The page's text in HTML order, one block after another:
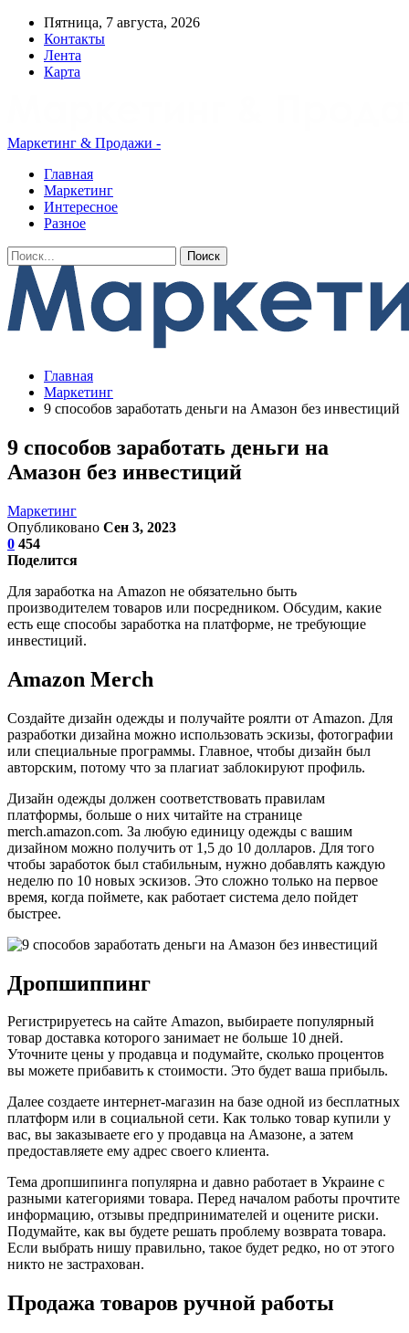
Пятница, 7 августа, 2026
Контакты
Лента
Карта
Маркетинг & Продажи -
Главная
Маркетинг
Интересное
Разное
Главная
Маркетинг
9 способов заработать деньги на Амазон без инвестиций
9 способов заработать деньги на
Амазон без инвестиций
Маркетинг
Опубликовано Сен 3, 2023
0 454
Поделится
Для заработка на Amazon не обязательно быть
производителем товаров или посредником. Обсудим, какие
есть еще способы заработка на платформе, не требующие
инвестиций.
Amazon Merch
Создайте дизайн одежды и получайте роялти от Amazon. Для
разработки дизайна можно использовать эскизы, фотографии
или специальные программы. Главное, чтобы дизайн был
авторским, потому что за плагиат заблокируют профиль.
Дизайн одежды должен соответствовать правилам
платформы, больше о них читайте на странице
merch.amazon.com. За любую единицу одежды с вашим
дизайном можно получить от 1,5 до 10 долларов. Для того
чтобы заработок был стабильным, нужно добавлять каждую
неделю по 10 новых эскизов. Это сложно только на первое
время, когда поймете, как работает система дело пойдет
быстрее.
Дропшиппинг
Регистрируетесь на сайте Amazon, выбираете популярный
товар доставка которого занимает не больше 10 дней.
Уточните цены у продавца и подумайте, сколько процентов
вы можете прибавить к стоимости. Это будет ваша прибыль.
Далее создаете интернет-магазин на базе одной из бесплатных
платформ или в социальной сети. Как только товар купили у
вас, вы заказываете его у продавца на Амазоне, а затем
предоставляете ему адрес своего клиента.
Тема дропшипинга популярна и давно работает в Украине с
разными категориями товара. Перед началом работы прочтите
информацию, отзывы предпринимателей и оцените риски.
Подумайте, как вы будете решать проблему возврата товара.
Если выбрать нишу правильно, такое будет редко, но от этого
никто не застрахован.
Продажа товаров ручной работы